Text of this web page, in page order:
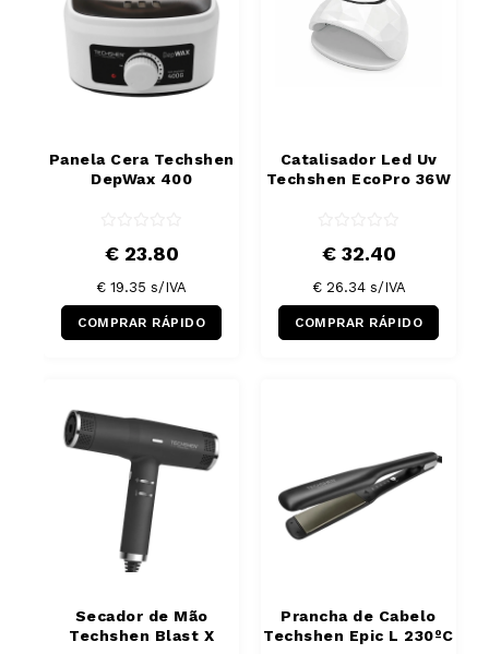
Panela Cera Techshen
DepWax 400
€ 23.80
€ 19.35 s/IVA
COMPRAR RÁPIDO
Catalisador Led Uv
Techshen EcoPro 36W
€ 32.40
€ 26.34s/IVA
COMPRAR RÁPIDO
Secador de Mão
Techshen Blast X
Prancha de Cabelo
Techshen Epic L 230ºC